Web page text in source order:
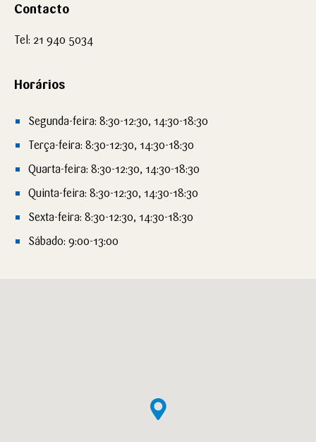
Contacto
Tel: 21 940 5034
Horários
Segunda-feira: 8:30-12:30, 14:30-18:30
Terça-feira: 8:30-12:30, 14:30-18:30
Quarta-feira: 8:30-12:30, 14:30-18:30
Quinta-feira: 8:30-12:30, 14:30-18:30
Sexta-feira: 8:30-12:30, 14:30-18:30
Sábado: 9:00-13:00